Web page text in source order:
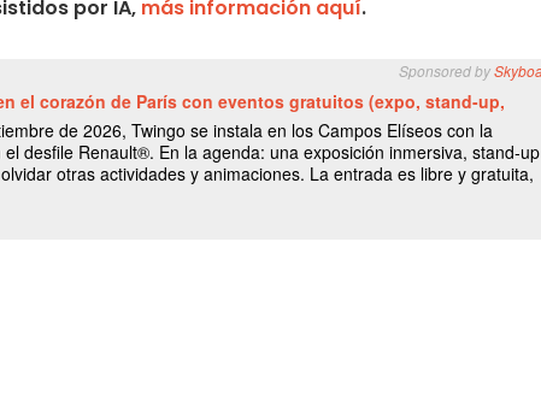
por IA, más información aquí.